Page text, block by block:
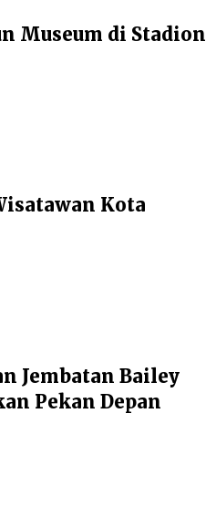
Museum di Stadion
Kota
Jembatan Bailey
Pekan Depan